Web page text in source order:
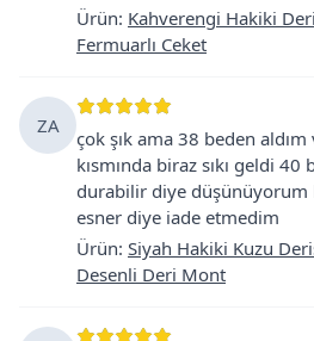
Ürün: Kahverengi Hakiki
Fermuarlı Ceket
ZA
çok şık ama 38 beden
kısmında biraz sıkı geldi 40
durabilir diye
esner diye iade etmedim
Ürün: Siyah Hakiki Kuzu
Desenli Deri Mont